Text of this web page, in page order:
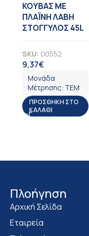
KOYBAΣ ΜΕ
ΠΛΑΪΝΗ ΛΑΒΗ
ΣΤΟΓΓΥΛΟΣ 45L
SKU: 00552
9,37€
Μονάδα
Μέτρησης: ΤΕΜ
ΠΡΟΣΘΉΚΗ ΣΤΟ
ΚΑΛΆΘΙ
Πλοήγηση
Αρχική Σελίδα
Εταιρεία